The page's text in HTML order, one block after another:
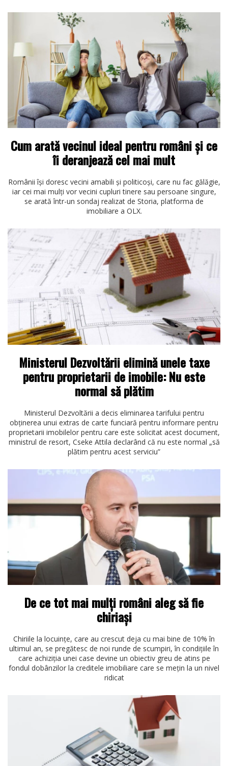
Cum arată vecinul ideal pentru români și ce
îi deranjează cel mai mult
Românii își doresc vecini amabili și politicoși, care nu fac gălăgie,
iar cei mai mulți vor vecini cupluri tinere sau persoane singure,
se arată într-un sondaj realizat de Storia, platforma de
imobiliare a OLX.
Ministerul Dezvoltării elimină unele taxe
pentru proprietarii de imobile: Nu este
normal să plătim
Ministerul Dezvoltării a decis eliminarea tarifului pentru
obținerea unui extras de carte funciară pentru informare pentru
proprietarii imobilelor pentru care este solicitat acest document,
ministrul de resort, Cseke Attila declarând că nu este normal „să
plătim pentru acest serviciu”
De ce tot mai mulţi români aleg să fie
chiriaşi
Chiriile la locuinţe, care au crescut deja cu mai bine de 10% în
ultimul an, se pregătesc de noi runde de scumpiri, în condiţiile în
care achiziţia unei case devine un obiectiv greu de atins pe
fondul dobânzilor la creditele imobiliare care se meţin la un nivel
ridicat